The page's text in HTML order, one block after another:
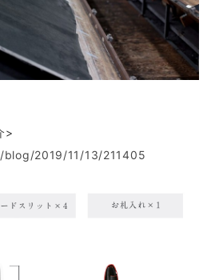
>
2019/11/13/211405